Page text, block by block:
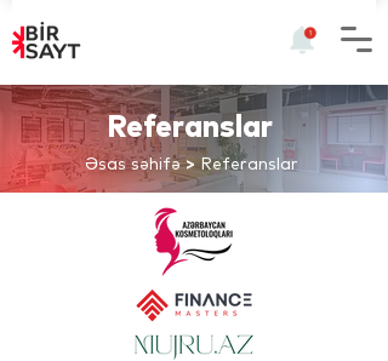
Referanslar
Əsas səhifə > Referanslar